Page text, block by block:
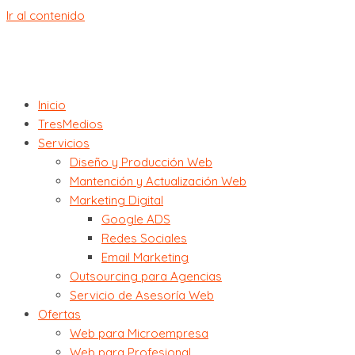
Ir al contenido
Inicio
TresMedios
Servicios
Diseño y Producción Web
Mantención y Actualización Web
Marketing Digital
Google ADS
Redes Sociales
Email Marketing
Outsourcing para Agencias
Servicio de Asesoría Web
Ofertas
Web para Microempresa